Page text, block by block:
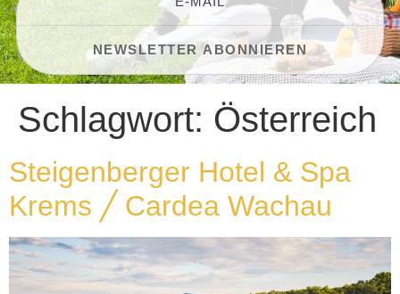
Schlagwort: Österreich
Steigenberger Hotel & Spa
Krems ╱ Cardea Wachau